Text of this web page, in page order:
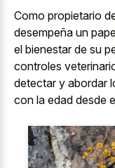
Como propietario
desempeña un
el bienestar de su
controles
detectar y abordar
con la edad desde